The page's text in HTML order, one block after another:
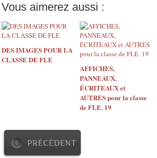
Vous aimerez aussi :
DES IMAGES POUR LA
CLASSE DE FLE
AFFICHES,
PANNEAUX,
ÉCRITEAUX et
AUTRES pour la classe
de FLE. 19
PRÉCÉDENT